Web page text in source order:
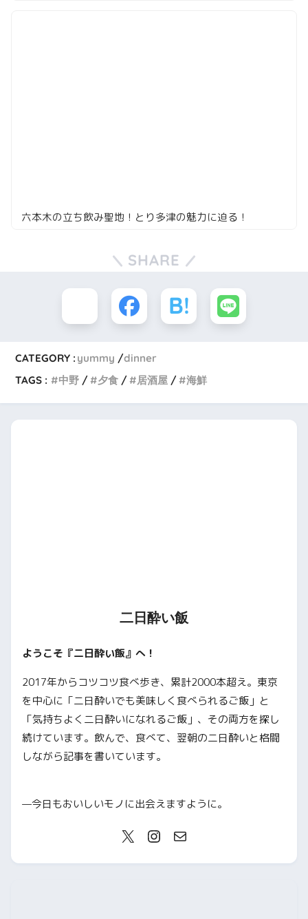
六本木の立ち飲み聖地！とり多津の魅力に迫る！
SHARE
CATEGORY : yummy
dinner
TAGS :
中野 夕食 居酒屋 海鮮
二日酔い飯
ようこそ『二日酔い飯』へ！
2017年からコツコツ食べ歩き、累計2000本超え。東京
を中心に「二日酔いでも美味しく食べられるご飯」と
「気持ちよく二日酔いになれるご飯」、その両方を探し
続けています。飲んで、食べて、翌朝の二日酔いと格闘
しながら記事を書いています。
—今日もおいしいモノに出会えますように。